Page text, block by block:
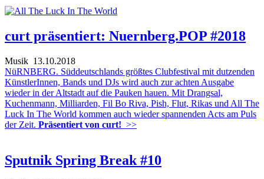
curt präsentiert: Nuernberg.POP #2018
Musik 13.10.2018
NüRNBERG. Süddeutschlands größtes Clubfestival mit dutzenden
KünstlerInnen, Bands und DJs wird auch zur achten Ausgabe
wieder in der Altstadt auf die Pauken hauen. Mit Drangsal,
Kuchenmann, Milliarden, Fil Bo Riva, Pish, Flut, Rikas und All The
Luck In The World kommen auch wieder spannenden Acts am Puls
der Zeit. Präsentiert von curt! >>
Sputnik Spring Break #10